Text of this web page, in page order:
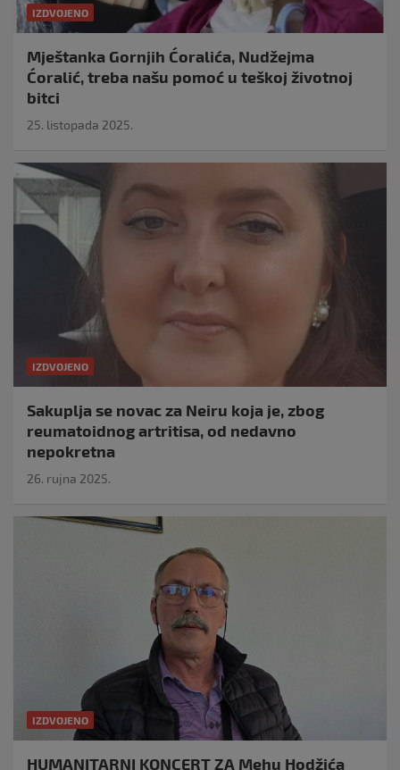
IZDVOJENO
Mještanka Gornjih Ćoralića, Nudžejma
Ćoralić, treba našu pomoć u teškoj životnoj
bitci
25. listopada 2025.
IZDVOJENO
Sakuplja se novac za Neiru koja je, zbog
reumatoidnog artritisa, od nedavno
nepokretna
26. rujna 2025.
IZDVOJENO
HUMANITARNI KONCERT ZA Mehu Hodžića